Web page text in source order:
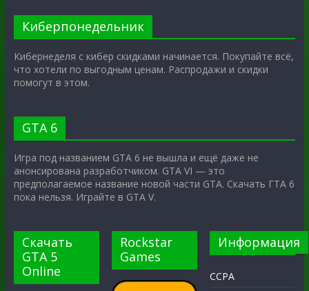
Киберпонедельник
Кибернеделя с кибер скидками начинается. Покупайте всё,
что хотели по выгодным ценам. Распродажи и скидки
помогут в этом.
GTA 6
Игра под названием GTA 6 не вышла и ещё даже не
анонсирована разработчиком. GTA VI — это
предполагаемое название новой части GTA. Скачать ГТА 6
пока нельзя. Играйте в GTA V.
Скачать
GTA 5
Online
Rockstar
Games
Информация
CCPA